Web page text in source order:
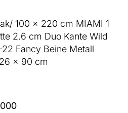
100 x 220 cm MIAMI 1
2.6 cm Duo Kante Wild
Fancy Beine Metall
x 90 cm